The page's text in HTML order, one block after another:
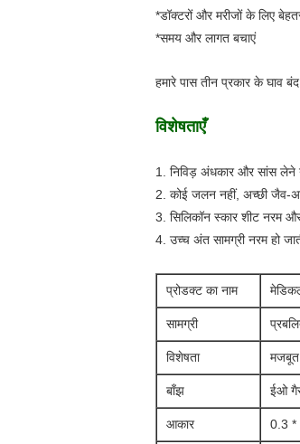
*डॉक्टरों और मरीजों के लिए
*समय और लागत बचाएं
हमारे पास तीन प्रकार के घाव
विशेषताएँ
1. निविड़ अंधकार और सांस लेने
2. कोई जलन नहीं, अच्छी जैव-
3. सिलिकॉन स्कार शीट नरम
4. उच्च अंत सामग्री नरम हो
प्रोडक्ट का नाम
सामग्री
विशेषता
बाँझ ईओ
आकार 0.3 *